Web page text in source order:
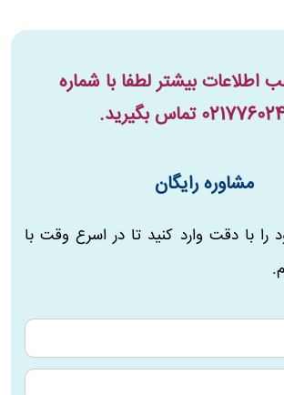
بیشتر لطفا با شماره
تماس بگیرید.
مشاوره رایگان
با دقت وارد کنید تا در اسرع وقت با